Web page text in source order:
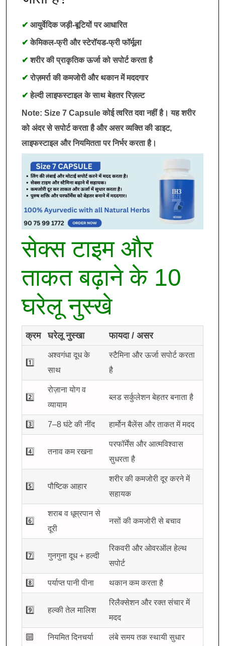
✔ आयुर्वेदिक जड़ी-बूटियों पर आधारित
✔ केमिकल-फ्री और स्टेरॉयड-फ्री फॉर्मूला
✔ शरीर की प्राकृतिक ऊर्जा को सपोर्ट करता है
✔ रोज़मर्रा की कमजोरी और थकान में मददगार
✔ हेल्दी लाइफस्टाइल के साथ बेहतर रिज़ल्ट
Note: Size 7 Capsule कोई त्वरित दवा नहीं है। यह शरीर
को अंदर से सपोर्ट करता है और असर व्यक्ति की डाइट,
लाइफस्टाइल और नियमितता पर निर्भर करता है।
सेक्स टाइम और
ताकत बढ़ाने के 10
घरेलू नुस्खे
क्रम घरेलू नुस्खा फायदा / असर
1️⃣
अश्वगंधा दूध के
साथ
स्टैमिना और ऊर्जा सपोर्ट करता
है
2️⃣
रोज़ाना योग व
व्यायाम
ब्लड सर्कुलेशन बेहतर बनाता है
3️⃣ 7–8 घंटे की नींद हार्मोन बैलेंस और ताकत में मदद
4️⃣ तनाव कम रखना
परफॉर्मेंस और आत्मविश्वास
सुधरता है
5️⃣ पौष्टिक आहार
शरीर की कमजोरी दूर करने में
सहायक
6️⃣
शराब व धूम्रपान से
दूरी
नसों की कमजोरी से बचाव
7️⃣ गुनगुना दूध + हल्दी
रिकवरी और ओवरऑल हेल्थ
सपोर्ट
8️⃣ पर्याप्त पानी पीना थकान कम करता है
9️⃣ हल्की तेल मालिश
रिलैक्सेशन और रक्त संचार में
मदद
🔟 नियमित दिनचर्या लंबे समय तक स्थायी सुधार